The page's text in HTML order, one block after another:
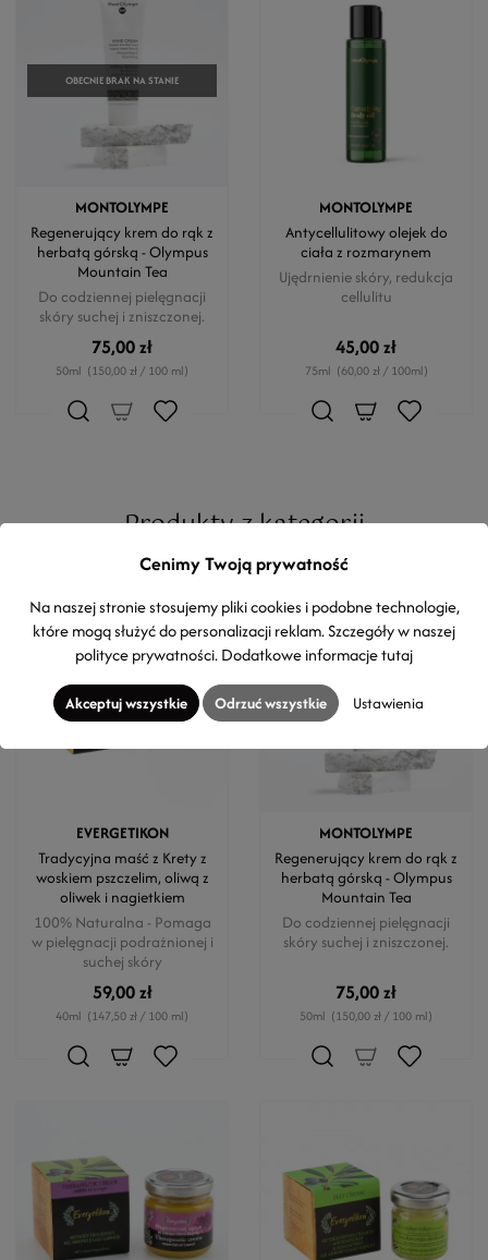
OBECNIE BRAK NA STANIE
MONTOLYMPE
Regenerujący krem do rąk z
herbatą górską - Olympus
Mountain Tea
Do codziennej pielęgnacji
skóry suchej i zniszczonej.
75,00 zł
50ml (150,00 zł / 100 ml)
MONTOLYMPE
Antycellulitowy olejek do
ciała z rozmarynem
Ujędrnienie skóry, redukcja
cellulitu
45,00 zł
75ml (60,00 zł / 100ml)
Produkty z kategorii
EVERGETIKON
Tradycyjna maść z Krety z
woskiem pszczelim, oliwą z
oliwek i nagietkiem
100% Naturalna - Pomaga
w pielęgnacji podrażnionej i
suchej skóry
59,00 zł
40ml (147,50 zł / 100 ml)
OBECNIE BRAK NA STANIE
MONTOLYMPE
Regenerujący krem do rąk z
herbatą górską - Olympus
Mountain Tea
Do codziennej pielęgnacji
skóry suchej i zniszczonej.
75,00 zł
50ml (150,00 zł / 100 ml)
Cenimy Twoją prywatność
Na naszej stronie stosujemy pliki cookies i podobne technologie,
które mogą służyć do personalizacji reklam. Szczegóły w naszej
polityce prywatności. Dodatkowe informacjetutaj
Akceptuj wszystkie Odrzuć wszystkie Ustawienia